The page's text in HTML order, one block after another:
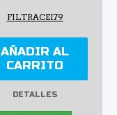
FILTRACEI79
AÑADIR AL
CARRITO
DETALLES